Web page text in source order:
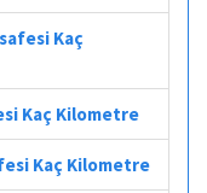
Kaç
Kaç Kilometre
Kaç Kilometre